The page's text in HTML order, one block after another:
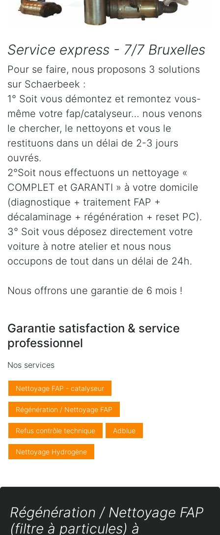
Service express - 7/7 Bruxelles
Pour se faire, nous proposons 3 solutions
sur Schaerbeek :
1° Soit vous démontez et remontez vous-
même votre fap/catalyseur… nous venons
le chercher, le nettoyons et vous le
restituons dans un délai de 2-3 jours
ouvrés.
2°Soit nous effectuons un nettoyage «
COMPLET et GARANTI » à votre domicile
(diagnostique + traitement FAP +
décalaminage + régénération + reset PC).
3° Soit vous déposez directement votre
voiture à notre atelier et nous nous
occupons de tout dans un délai de 24h.
Nous offrons une garantie de 6 mois !
Garantie satisfaction & service
professionnel
Nos services
Nettoyage FAP - catalyseur
Régénération / Nettoyage FAP
Refus contrôle technique Adblue
Nettoyage Hydrogène
Régénération / Nettoyage FAP
(filtre à particules) à